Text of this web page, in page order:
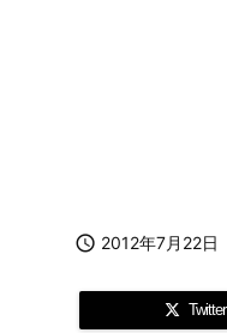
 2012年7月22日
Twitter